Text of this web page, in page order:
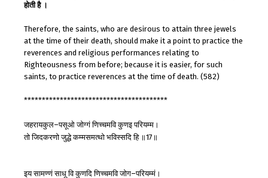
होती है ।
Therefore, the saints, who are desirous to attain three jewels
at the time of their death, should make it a point to practice the
reverences and religious performances relating to
Righteousness from before; because it is easier, for such
saints, to practice reverences at the time of death. (582)
****************************************
जहरायकुल–पसूओजोग्गंणिच्चमविकुणइपरियम्म।
तोजिदकरणोजुद्धेकम्मसमत्थोभविस्सदिहि ॥17 ॥
इयसामण्णंसाधूविकुणदिणिच्चमविजोग–परियम्मं।